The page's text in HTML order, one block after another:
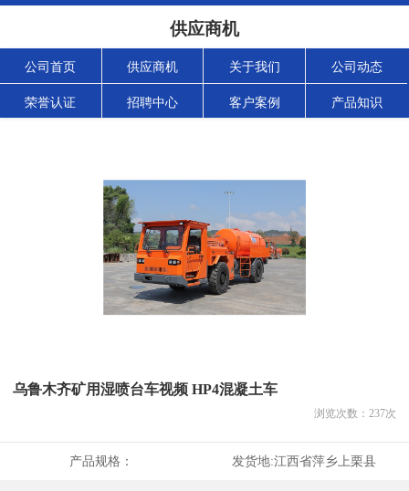
供应商机
公司首页 供应商机 关于我们 公司动态
荣誉认证 招聘中心 客户案例 产品知识
乌鲁木齐矿用湿喷台车视频 HP4混凝土车
浏览次数： 237次
产品规格： 发货地:江西省萍乡上栗县